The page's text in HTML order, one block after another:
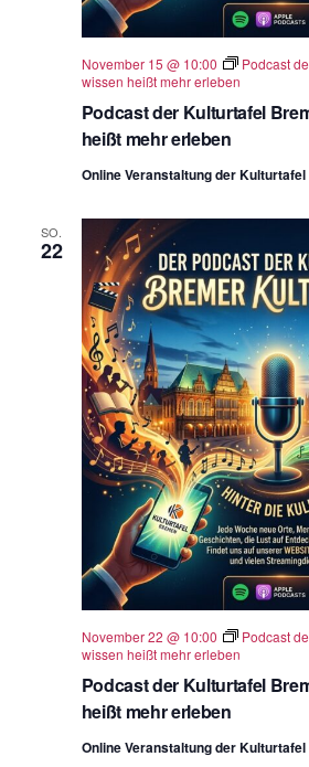
Podcast der Kulturtafel
heißt mehr erleben
November 15 @ 10:00
Podcast
wissen heißt mehr erleben
Online Veranstaltung der Kulturtafel
SO.
22
Podcast der Kulturtafel
heißt mehr erleben
November 22 @ 10:00
Podcast
wissen heißt mehr erleben
Online Veranstaltung der Kulturtafel